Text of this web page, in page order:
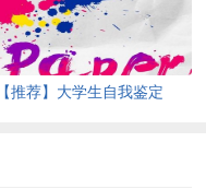
【推荐】大学生自我鉴定